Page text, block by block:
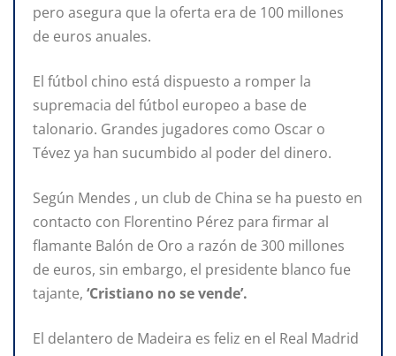
pero asegura que la oferta era de 100 millones
de euros anuales.
El fútbol chino está dispuesto a romper la
supremacia del fútbol europeo a base de
talonario. Grandes jugadores como Oscar o
Tévez ya han sucumbido al poder del dinero.
Según Mendes , un club de China se ha puesto en
contacto con Florentino Pérez para firmar al
flamante Balón de Oro a razón de 300 millones
de euros, sin embargo, el presidente blanco fue
tajante, ‘Cristiano no se vende’.
El delantero de Madeira es feliz en el Real Madrid